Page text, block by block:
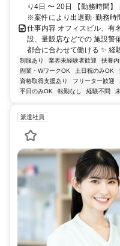
り4日 〜 20日 【勤務時間
※案件により出退勤･勤務時
仕事内容 オフィスビル、有
設、量販店などでの 施設警
都合に合わせて働ける ✨ 経
制服あり 業界未経験者歓迎 扶養
副業・WワークOK
土日祝のみOK
資格取得支援あり
フリーター歓迎
平日のみOK
転勤なし 経験不問
派遣社員